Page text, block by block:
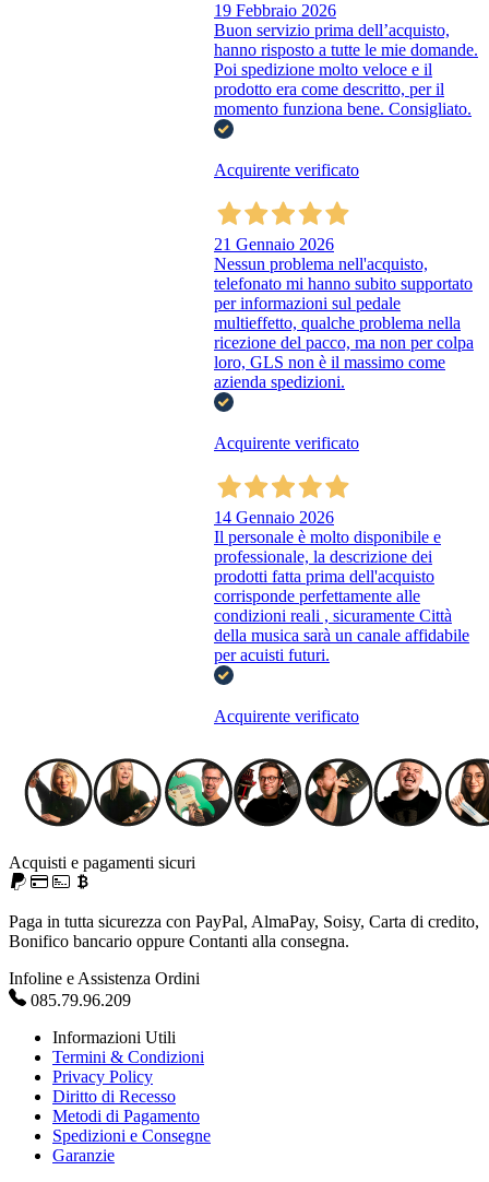
19 Febbraio 2026
Buon servizio prima dell’acquisto,
hanno risposto a tutte le mie domande.
Poi spedizione molto veloce e il
prodotto era come descritto, per il
momento funziona bene. Consigliato.
Acquirente verificato
21 Gennaio 2026
Nessun problema nell'acquisto,
telefonato mi hanno subito supportato
per informazioni sul pedale
multieffetto, qualche problema nella
ricezione del pacco, ma non per colpa
loro, GLS non è il massimo come
azienda spedizioni.
Acquirente verificato
14 Gennaio 2026
Il personale è molto disponibile e
professionale, la descrizione dei
prodotti fatta prima dell'acquisto
corrisponde perfettamente alle
condizioni reali , sicuramente Città
della musica sarà un canale affidabile
per acuisti futuri.
Acquirente verificato
Acquisti e pagamenti sicuri
Paga in tutta sicurezza con PayPal, AlmaPay, Soisy, Carta di credito,
Bonifico bancario oppure Contanti alla consegna.
Infoline e Assistenza Ordini
085.79.96.209
Informazioni Utili
Termini & Condizioni
Privacy Policy
Diritto di Recesso
Metodi di Pagamento
Spedizioni e Consegne
Garanzie